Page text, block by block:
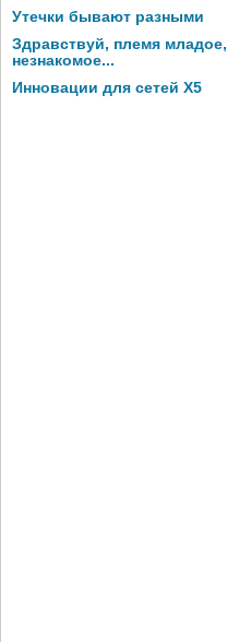
Утечки бывают разными
Здравствуй, племя младое,
незнакомое...
Инновации для сетей X5